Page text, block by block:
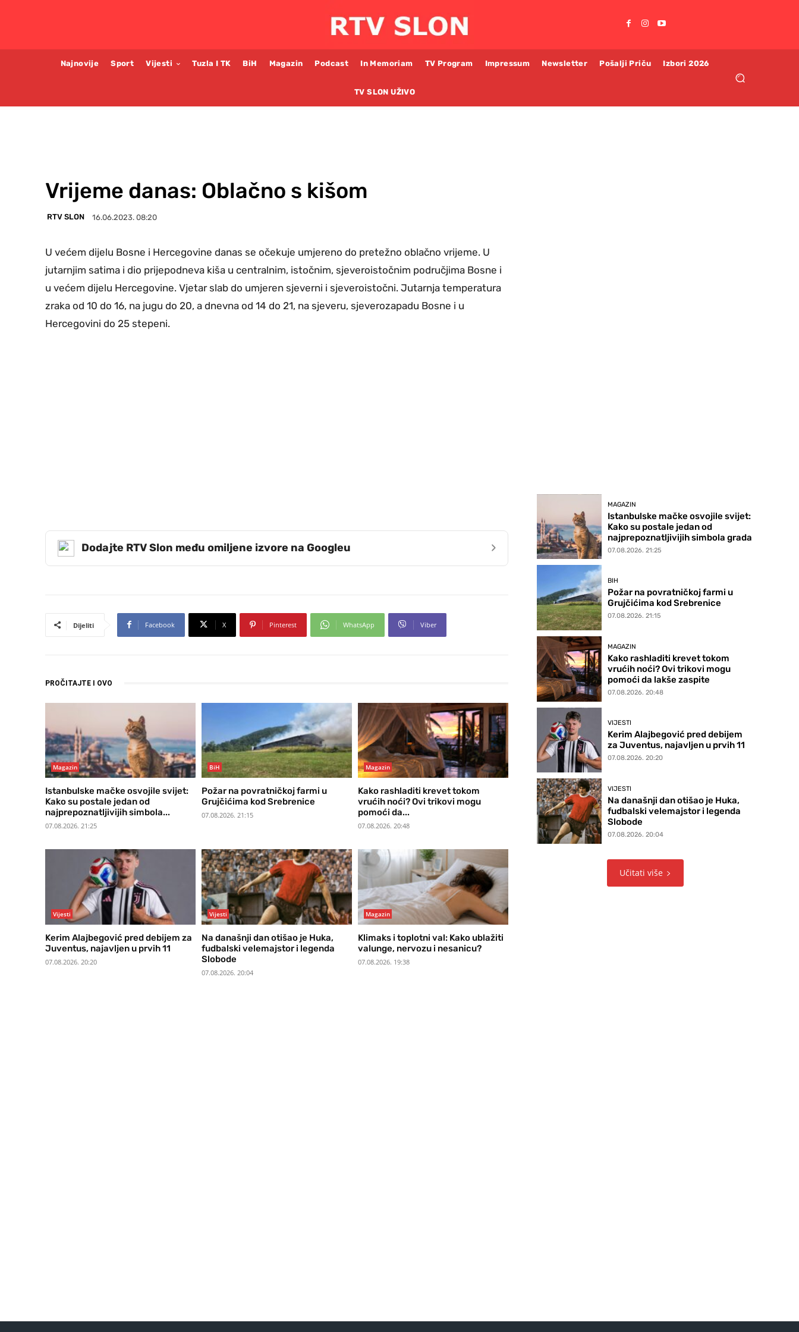
Najnovije Sport Vijesti Tuzla I TK BiH Magazin Podcast In Memoriam TV Program Impressum Newsletter Pošalji Priču Izbori 2026
TV SLON UŽIVO
Vrijeme danas: Oblačno s kišom
RTV SLON 16.06.2023. 08:20
U većem dijelu Bosne i Hercegovine danas se očekuje umjereno do pretežno oblačno vrijeme. U
jutarnjim satima i dio prijepodneva kiša u centralnim, istočnim, sjeveroistočnim područjima Bosne i
u većem dijelu Hercegovine. Vjetar slab do umjeren sjeverni i sjeveroistočni. Jutarnja temperatura
zraka od 10 do 16, na jugu do 20, a dnevna od 14 do 21, na sjeveru, sjeverozapadu Bosne i u
Hercegovini do 25 stepeni.
Dodajte RTV Slon među omiljene izvore na Googleu ›
Dijeliti Facebook X Pinterest WhatsApp Viber
PROČITAJTE I OVO
Magazin
Istanbulske mačke osvojile svijet:
Kako su postale jedan od
najprepoznatljivijih simbola...
07.08.2026. 21:25
BiH
Požar na povratničkoj farmi u
Grujčićima kod Srebrenice
07.08.2026. 21:15
Magazin
Kako rashladiti krevet tokom
vrućih noći? Ovi trikovi mogu
pomoći da...
07.08.2026. 20:48
Vijesti
Kerim Alajbegović pred debijem za
Juventus, najavljen u prvih 11
07.08.2026. 20:20
Vijesti
Na današnji dan otišao je Huka,
fudbalski velemajstor i legenda
Slobode
07.08.2026. 20:04
Magazin
Klimaks i toplotni val: Kako ublažiti
valunge, nervozu i nesanicu?
07.08.2026. 19:38
MAGAZIN
Istanbulske mačke osvojile svijet:
Kako su postale jedan od
najprepoznatljivijih simbola grada
07.08.2026. 21:25
BIH
Požar na povratničkoj farmi u
Grujčićima kod Srebrenice
07.08.2026. 21:15
MAGAZIN
Kako rashladiti krevet tokom
vrućih noći? Ovi trikovi mogu
pomoći da lakše zaspite
07.08.2026. 20:48
VIJESTI
Kerim Alajbegović pred debijem
za Juventus, najavljen u prvih 11
07.08.2026. 20:20
VIJESTI
Na današnji dan otišao je Huka,
fudbalski velemajstor i legenda
Slobode
07.08.2026. 20:04
Učitati više